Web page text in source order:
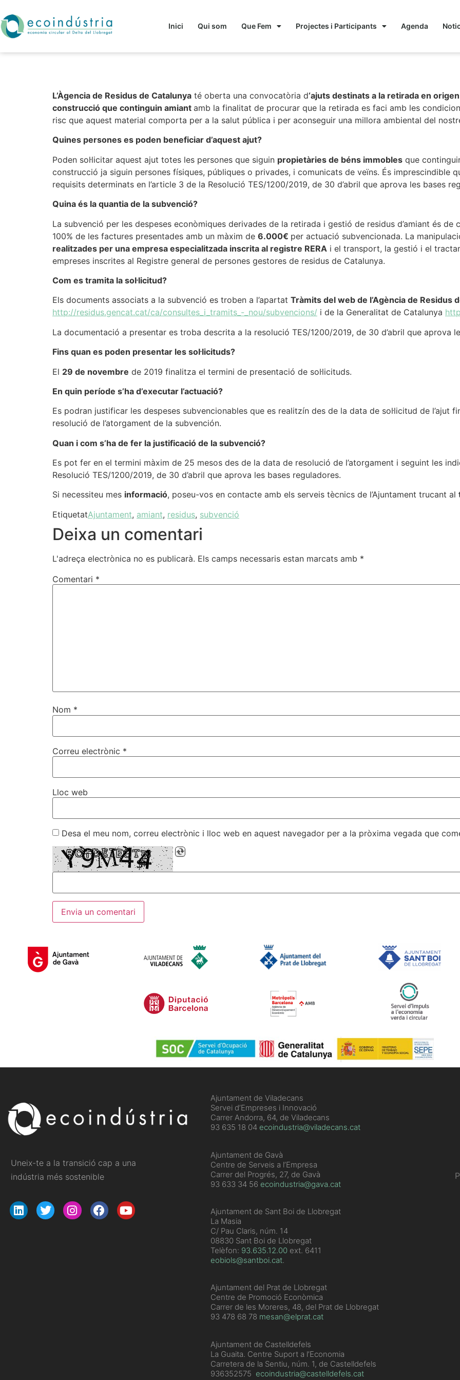
Inici Qui som Que Fem Projectes i Participants Agenda
L’Àgencia de Residus de Catalunya té oberta una convocatòria d‘ajuts destinats a la retirada en
construcció que continguin amiant amb la finalitat de procurar que la retirada es faci amb les
risc que aquest material comporta per a la salut pública i per aconseguir una millora ambiental del
Quines persones es poden beneficiar d’aquest ajut?
Poden sol·licitar aquest ajut totes les persones que siguin propietàries de béns immobles que
construcció ja siguin persones físiques, públiques o privades, i comunicats de veïns. És imprescindible
requisits determinats en l’article 3 de la Resolució TES/1200/2019, de 30 d’abril que aprova les bases
Quina és la quantia de la subvenció?
La subvenció per les despeses econòmiques derivades de la retirada i gestió de residus d’amiant és
100% de les factures presentades amb un màxim de 6.000€ per actuació subvencionada. La
realitzades per una empresa especialitzada inscrita al registre RERA i el transport, la gestió i el
empreses inscrites al Registre general de persones gestores de residus de Catalunya.
Com es tramita la sol·licitud?
Els documents associats a la subvenció es troben a l’apartat Tràmits del web de l’Agència de Residus
http://residus.gencat.cat/ca/consultes_i_tramits_-_nou/subvencions/ i de la Generalitat de Catalunya
La documentació a presentar es troba descrita a la resolució TES/1200/2019, de 30 d’abril que aprova
Fins quan es poden presentar les sol·licituds?
El 29 de novembre de 2019 finalitza el termini de presentació de sol·licituds.
En quin període s’ha d’executar l’actuació?
Es podran justificar les despeses subvencionables que es realitzín des de la data de sol·licitud de l’ajut
resolució de l’atorgament de la subvención.
Quan i com s’ha de fer la justificació de la subvenció?
Es pot fer en el termini màxim de 25 mesos des de la data de resolució de l’atorgament i seguint les
Resolució TES/1200/2019, de 30 d’abril que aprova les bases reguladores.
Si necessiteu mes informació, poseu-vos en contacte amb els serveis tècnics de l’Ajuntament trucant al
EtiquetatAjuntament, amiant, residus, subvenció
Deixa un comentari
L'adreça electrònica no es publicarà. Els camps necessaris estan marcats amb *
Comentari *
Nom *
Correu electrònic *
Lloc web
Desa el meu nom, correu electrònic i lloc web en aquest navegador per a la pròxima vegada que
Uneix-te a la transició cap a una
indústria més sostenible
​Ajuntament de Viladecans
Servei d’Empreses i Innovació
Carrer Andorra, 64, de Viladecans
93 635 18 04ecoindustria@viladecans.cat
Ajuntament de Gavà
Centre de Serveis a l’Empresa
Carrer del Progrés, 27, de Gavà
93 633 34 56 ecoindustria@gava.cat
Ajuntament de Sant Boi de Llobregat
La Masia
C/ Pau Claris, núm. 14
08830 Sant Boi de Llobregat
Telèfon: 93.635.12.00ext. 6411
eobiols@santboi.cat.
Ajuntament del Prat de Llobregat
Centre de Promoció Econòmica
Carrer de les Moreres, 48, del Prat de Llobregat
93 478 68 78 mesan@elprat.cat
Ajuntament de Castelldefels
La Guaita. Centre Suport a l’Economia
Carretera de la Sentiu, núm. 1, de Castelldefels
936352575 ecoindustria@castelldefels.cat